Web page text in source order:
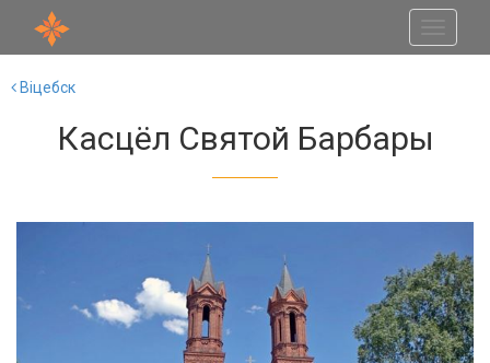
Віцебск
Касцёл Святой Барбары